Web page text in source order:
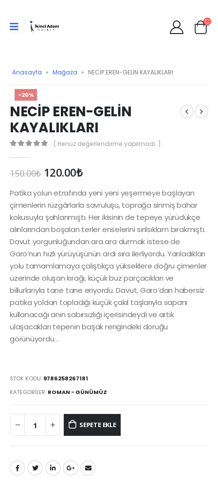
Anasayfa » Mağaza » NECİP EREN-GELİN KAYALIKLARI
-20%
NECİP EREN-GELİN
KAYALIKLARI
( Henüz değerlendirme yapılmadı. )
150.00₺ Orijinal
150.00₺.
120.00₺Şu
fiyat:
120.00₺.
Patika yolun etrafında yeni yeni yeşermeye başlayan
çimenlerin rüzgârlarla savruluşu, toprağa sinmiş bahar
kokusuyla şahlanmıştı. Her ikisinin de tepeye yürüdükçe
alınlarından boşalan terler enselerini sırılsıklam bırakmıştı.
Davut yorgunluğundan ara ara durmak istese de
Garo’nun hızlı yürüyüşünün ardı sıra ilerliyordu. Yarıladıkları
yolu tamamlamaya çalıştıkça yükseklere doğru çimenler
üzerinde oluşan kırağı, küçük buz parçacıkları ve
billurlarıyla tane tane eriyordu. Davut, Garo’dan habersiz
patika yoldan topladığı küçük çakıl taşlarıyla sapanı
kullanacağı anın sabırsızlığı içerisindeydi ve artık
ulaşacakları tepenin başak rengindeki doruğu
görünüyordu…
STOK KODU: 9786258267181
KATEGORILER: ROMAN - GÜNÜMÜZ
SEPETE EKLE